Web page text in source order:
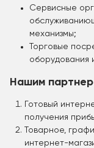
Сервисные
механизмы;
Торговые
оборудования
Нашим
Готовый
получения
Товарное,
интернет-